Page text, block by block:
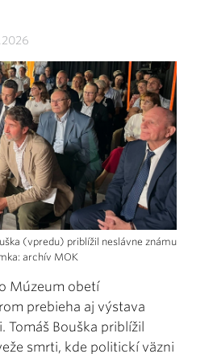
(vpredu) priblížil neslávne známu
archív MOK
Múzeum obetí
prebieha aj výstava
Tomáš Bouška priblížil
smrti, kde politickí väzni